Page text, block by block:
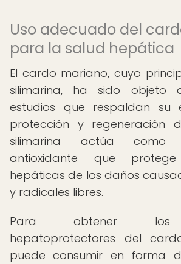
Uso adecuado del
para la salud hepática
El cardo mariano, cuyo
silimarina, ha sido objeto
estudios que respaldan su
protección y regeneración
silimarina actúa como
antioxidante que
hepáticas de los daños
y radicales libres.
Para obtener los
hepatoprotectores del
puede consumir en forma